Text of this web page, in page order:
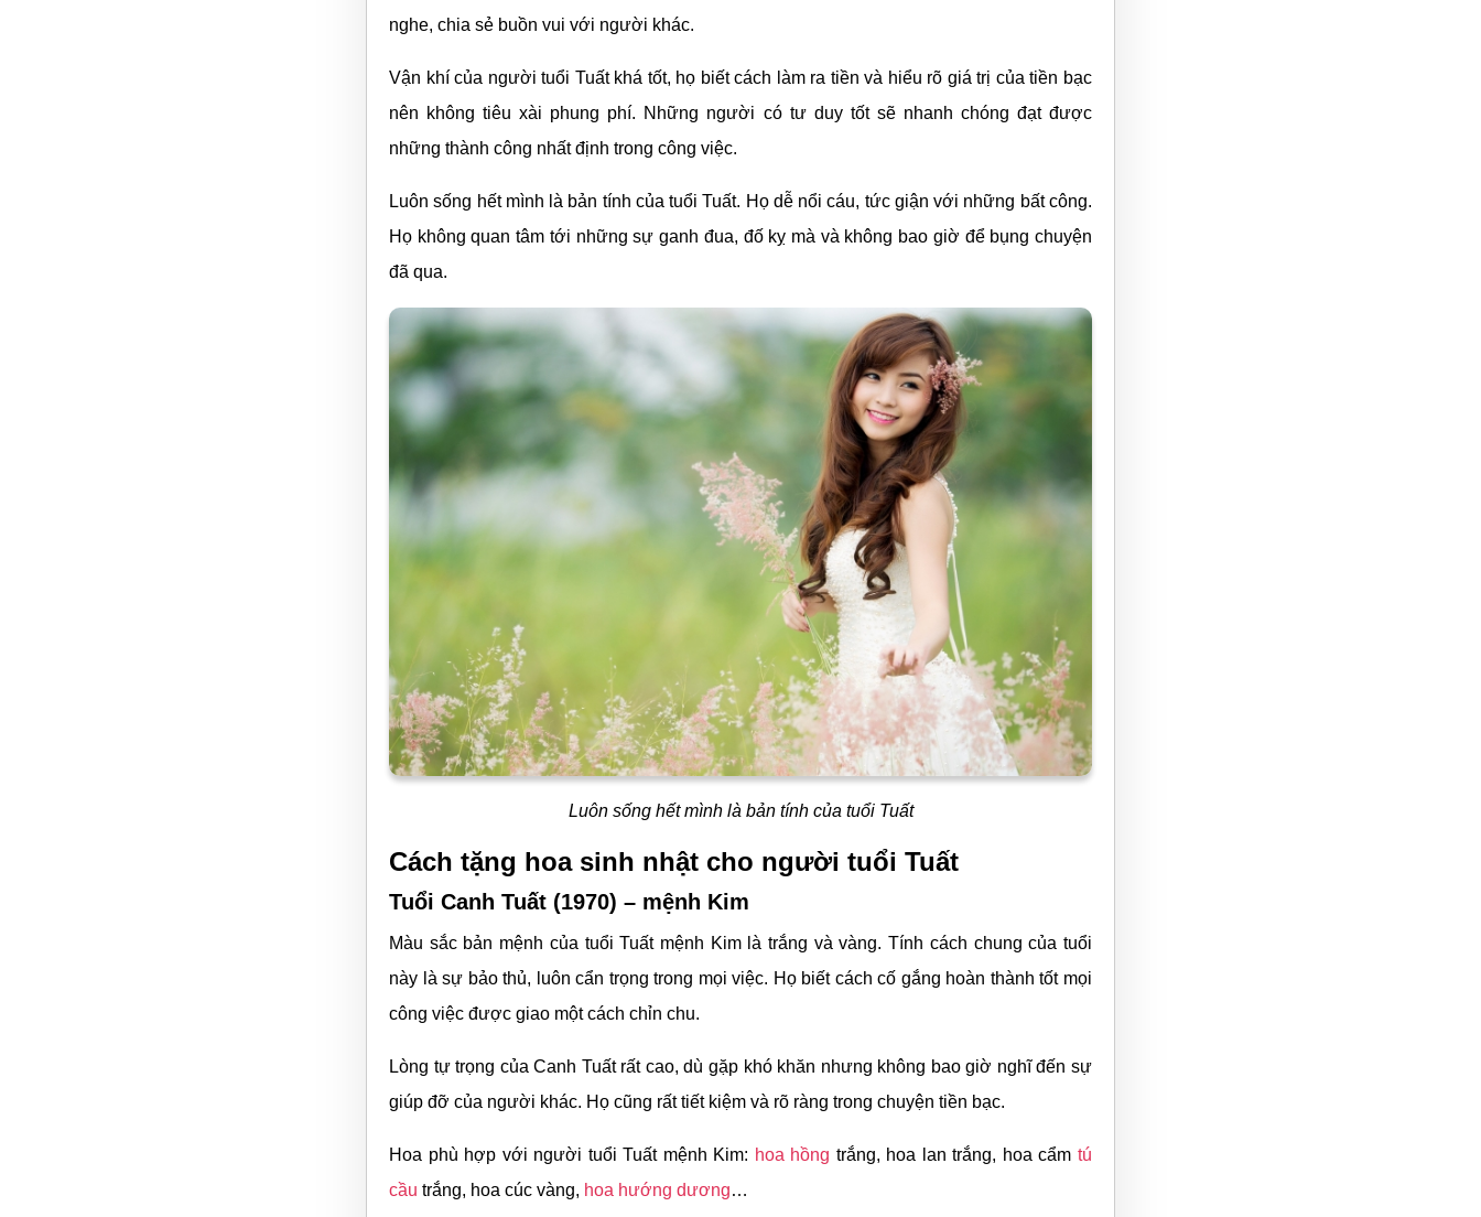
nghe, chia sẻ buồn vui với người khác.
Vận khí của người tuổi Tuất khá tốt, họ biết cách làm ra tiền và hiểu rõ giá trị của tiền bạc
nên không tiêu xài phung phí. Những người có tư duy tốt sẽ nhanh chóng đạt được
những thành công nhất định trong công việc.
Luôn sống hết mình là bản tính của tuổi Tuất. Họ dễ nổi cáu, tức giận với những bất công.
Họ không quan tâm tới những sự ganh đua, đố kỵ mà và không bao giờ để bụng chuyện
đã qua.
Luôn sống hết mình là bản tính của tuổi Tuất
Cách tặng hoa sinh nhật cho người tuổi Tuất
Tuổi Canh Tuất (1970) – mệnh Kim
Màu sắc bản mệnh của tuổi Tuất mệnh Kim là trắng và vàng. Tính cách chung của tuổi
này là sự bảo thủ, luôn cẩn trọng trong mọi việc. Họ biết cách cố gắng hoàn thành tốt mọi
công việc được giao một cách chỉn chu.
Lòng tự trọng của Canh Tuất rất cao, dù gặp khó khăn nhưng không bao giờ nghĩ đến sự
giúp đỡ của người khác. Họ cũng rất tiết kiệm và rõ ràng trong chuyện tiền bạc.
Hoa phù hợp với người tuổi Tuất mệnh Kim: hoa hồng trắng, hoa lan trắng, hoa cẩmtú
cầu trắng, hoa cúc vàng, hoa hướng dương…